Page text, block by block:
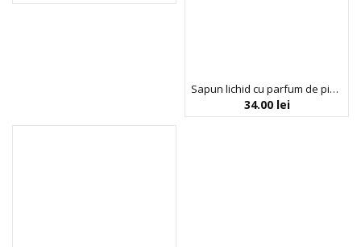
Sapun lichid cu parfum de piper roz & ienupar, Boutique, 500 ml
34.00 lei